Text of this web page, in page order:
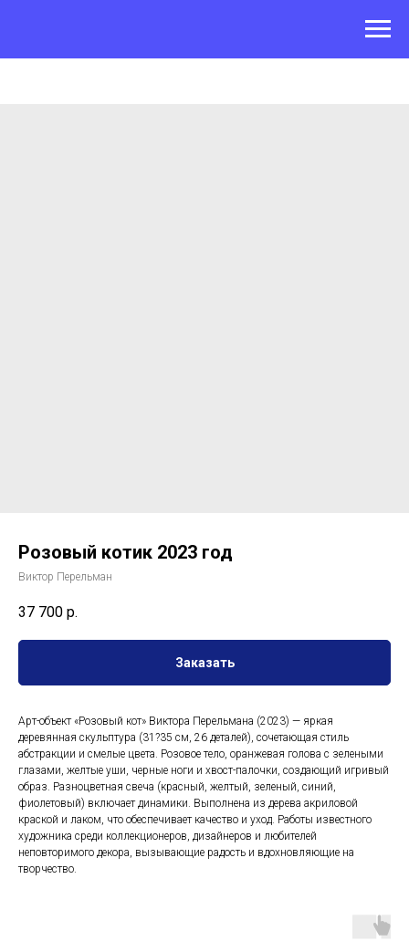
Розовый котик 2023 год
Виктор Перельман
37 700 р.
Заказать
Арт-объект «Розовый кот» Виктора Перельмана (2023) — яркая
деревянная скульптура (31?35 см, 26 деталей), сочетающая стиль
абстракции и смелые цвета. Розовое тело, оранжевая голова с зелеными
глазами, желтые уши, черные ноги и хвост-палочки, создающий игривый
образ. Разноцветная свеча (красный, желтый, зеленый, синий,
фиолетовый) включает динамики. Выполнена из дерева акриловой
краской и лаком, что обеспечивает качество и уход. Работы известного
художника среди коллекционеров, дизайнеров и любителей
неповторимого декора, вызывающие радость и вдохновляющие на
творчество.